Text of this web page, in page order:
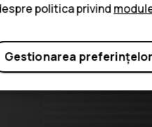
politica privind
Gestionarea preferințelor